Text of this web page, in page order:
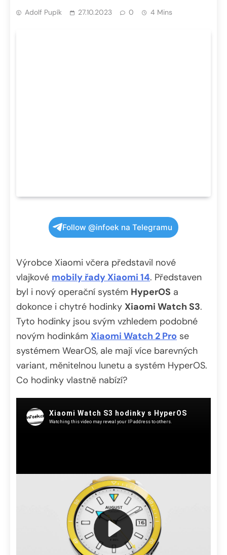
Adolf Pupík 27.10.2023 0 4 Mins
Follow @infoek na Telegramu
Výrobce Xiaomi včera představil nové
vlajkové mobily řady Xiaomi 14. Představen
byl i nový operační systém HyperOS a
dokonce i chytré hodinky Xiaomi Watch S3.
Tyto hodinky jsou svým vzhledem podobné
novým hodinkám Xiaomi Watch 2 Pro se
systémem WearOS, ale mají více barevných
variant, měnitelnou lunetu a systém HyperOS.
Co hodinky vlastně nabízí?